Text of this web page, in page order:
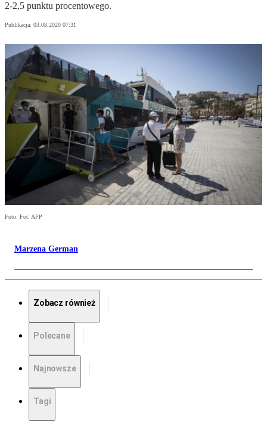
2-2,5 punktu procentowego.
Publikacja: 03.08.2020 07:31
Foto: Fot. AFP
Marzena German
Zobacz również
Polecane
Najnowsze
Tagi